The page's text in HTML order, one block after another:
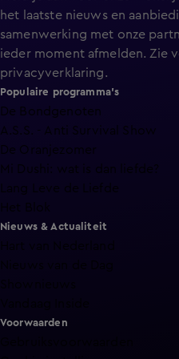
het laatste nieuws en
samenwerking met onze
ieder moment afmelden. Zie
privacyverklaring.
Populaire programma's
De Bondgenoten
A.S.S. - Anti Survival Show
De Oranjezomer
Mi Dushi: wat is dan liefde?
Lang Leve de Liefde
Het Blok
Nieuws & Actualiteit
Voorwaarden